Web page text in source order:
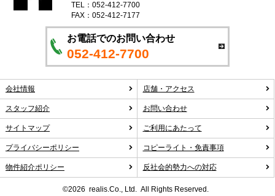
TEL：052-412-7700
FAX：052-412-7177
お電話でのお問い合わせ
052-412-7700
会社情報 店舗・アクセス
スタッフ紹介 お問い合わせ
サイトマップ ご利用にあたって
プライバシーポリシー コピーライト・免責事項
物件紹介ポリシー 反社会的勢力への対応
©2026 realis.Co., Ltd. All Rights Reserved.